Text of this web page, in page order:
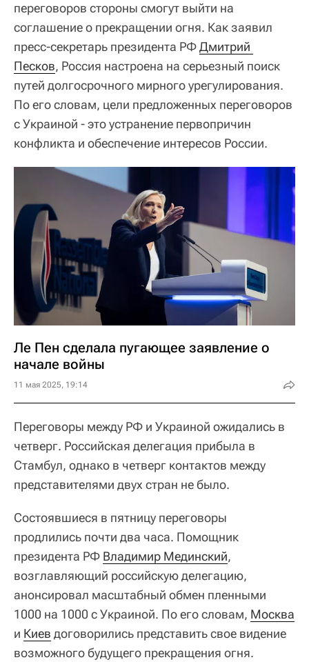
переговоров стороны смогут выйти на
соглашение о прекращении огня. Как заявил
пресс-секретарь президента РФДмитрий
Песков, Россия настроена на серьезный поиск
путей долгосрочного мирного урегулирования.
По его словам, цели предложенных переговоров
с Украиной - это устранение первопричин
конфликта и обеспечение интересов России.
Ле Пен сделала пугающее заявление о
начале войны
11 мая 2025, 19:14
Переговоры между РФ и Украиной ожидались в
четверг. Российская делегация прибыла в
Стамбул, однако в четверг контактов между
представителями двух стран не было.
Состоявшиеся в пятницу переговоры
продлились почти два часа. Помощник
президента РФ Владимир Мединский,
возглавляющий российскую делегацию,
анонсировал масштабный обмен пленными
1000 на 1000 с Украиной. По его словам, Москва
и Киев договорились представить свое видение
возможного будущего прекращения огня.